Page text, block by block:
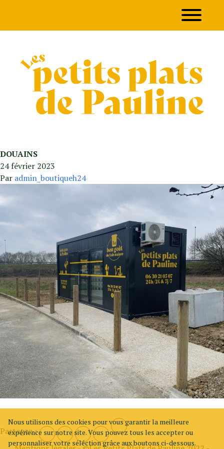
DOUAINS
24 février 2023
Par admin_boutiqueh24
Partagez :
Nous utilisons des cookies pour vous garantir la meilleure
expérience sur notre site. Vous pouvez tous les accepter ou
personnaliser votre séléction grâce aux boutons ci-dessous.